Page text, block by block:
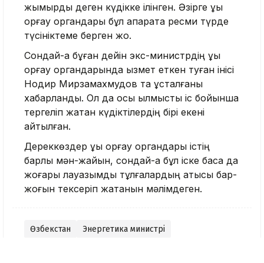
жымқырды деген күдікке ілінген. Әзірге құқық
қорғау органдары бұл ақпаратқа ресми түрде
түсініктеме берген жоқ.
Сондай-ақ бұған дейін экс-министрдің құқық
қорғау органдарында қызмет еткен туған інісі
Нодир Мирзамахмудов та ұсталғаны
хабарланды. Ол да осы қылмыстық іс бойынша
тергеліп жатқан күдіктілердің бірі екені
айтылған.
Дереккөздер құқық қорғау органдары істің
барлық мән-жайын, сондай-ақ бұл іске басқа да
жоғары лауазымды тұлғалардың қатысы бар-
жоғын тексеріп жатқанын мәлімдеген.
Өзбекстан Энергетика министрі